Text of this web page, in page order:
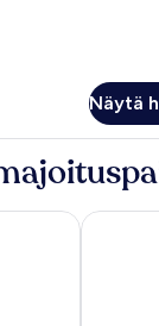
Näytä